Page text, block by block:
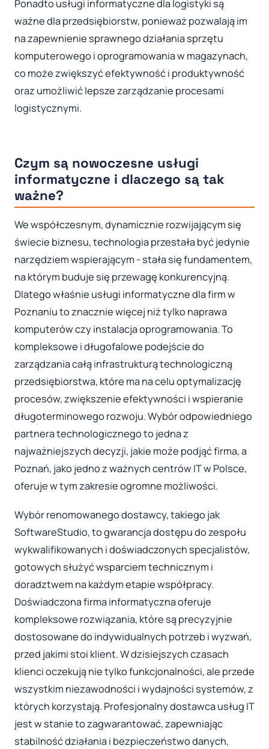
Ponadto usługi informatyczne dla logistyki są
ważne dla przedsiębiorstw, ponieważ pozwalają im
na zapewnienie sprawnego działania sprzętu
komputerowego i oprogramowania w magazynach,
co może zwiększyć efektywność i produktywność
oraz umożliwić lepsze zarządzanie procesami
logistycznymi.
Czym są nowoczesne usługi
informatyczne i dlaczego są tak
ważne?
We współczesnym, dynamicznie rozwijającym się
świecie biznesu, technologia przestała być jedynie
narzędziem wspierającym - stała się fundamentem,
na którym buduje się przewagę konkurencyjną.
Dlatego właśnie usługi informatyczne dla firm w
Poznaniu to znacznie więcej niż tylko naprawa
komputerów czy instalacja oprogramowania. To
kompleksowe i długofalowe podejście do
zarządzania całą infrastrukturą technologiczną
przedsiębiorstwa, które ma na celu optymalizację
procesów, zwiększenie efektywności i wspieranie
długoterminowego rozwoju. Wybór odpowiedniego
partnera technologicznego to jedna z
najważniejszych decyzji, jakie może podjąć firma, a
Poznań, jako jedno z ważnych centrów IT w Polsce,
oferuje w tym zakresie ogromne możliwości.
Wybór renomowanego dostawcy, takiego jak
SoftwareStudio, to gwarancja dostępu do zespołu
wykwalifikowanych i doświadczonych specjalistów,
gotowych służyć wsparciem technicznym i
doradztwem na każdym etapie współpracy.
Doświadczona firma informatyczna oferuje
kompleksowe rozwiązania, które są precyzyjnie
dostosowane do indywidualnych potrzeb i wyzwań,
przed jakimi stoi klient. W dzisiejszych czasach
klienci oczekują nie tylko funkcjonalności, ale przede
wszystkim niezawodności i wydajności systemów, z
których korzystają. Profesjonalny dostawca usług IT
jest w stanie to zagwarantować, zapewniając
stabilność działania i bezpieczeństwo danych,